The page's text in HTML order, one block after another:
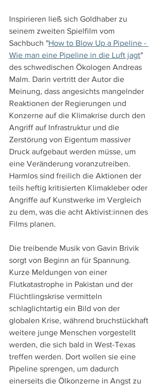
Inspirieren ließ sich Goldhaber zu
seinem zweiten Spielfilm vom
Sachbuch "How to Blow Up a Pipeline -
Wie man eine Pipeline in die Luft jagt"
des schwedischen Ökologen Andreas
Malm. Darin vertritt der Autor die
Meinung, dass angesichts mangelnder
Reaktionen der Regierungen und
Konzerne auf die Klimakrise durch den
Angriff auf Infrastruktur und die
Zerstörung von Eigentum massiver
Druck aufgebaut werden müsse, um
eine Veränderung voranzutreiben.
Harmlos sind freilich die Aktionen der
teils heftig kritisierten Klimakleber oder
Angriffe auf Kunstwerke im Vergleich
zu dem, was die acht Aktivist:innen des
Films planen.
Die treibende Musik von Gavin Brivik
sorgt von Beginn an für Spannung.
Kurze Meldungen von einer
Flutkatastrophe in Pakistan und der
Flüchtlingskrise vermitteln
schlaglichtartig ein Bild von der
globalen Krise, während bruchstückhaft
weitere junge Menschen vorgestellt
werden, die sich bald in West-Texas
treffen werden. Dort wollen sie eine
Pipeline sprengen, um dadurch
einerseits die Ölkonzerne in Angst zu